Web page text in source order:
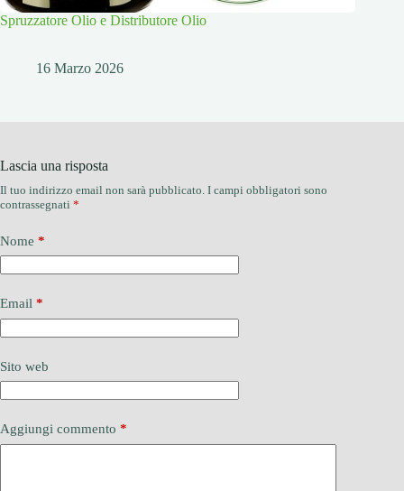
Spruzzatore Olio e Distributore Olio
16 Marzo 2026
Lascia una risposta
Il tuo indirizzo email non sarà pubblicato. I campi obbligatori sono
contrassegnati *
Nome *
Email *
Sito web
Aggiungi commento *